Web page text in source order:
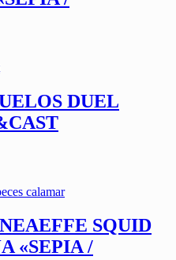
DUEL
SQUID
«SEPIA /